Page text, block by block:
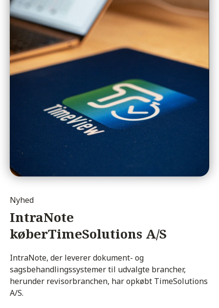
Nyhed
IntraNote
køberTimeSolutions A/S
IntraNote, der leverer dokument- og
sagsbehandlingssystemer til udvalgte brancher,
herunder revisorbranchen, har opkøbt TimeSolutions
A/S.